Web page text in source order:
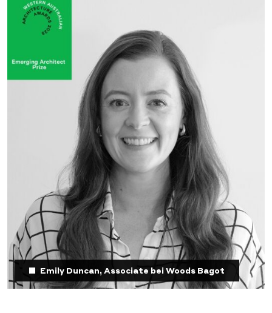
Emily Duncan, Associate bei Woods Bagot